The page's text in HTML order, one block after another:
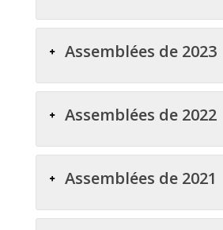
Assemblées de 2023
Assemblées de 2022
Assemblées de 2021